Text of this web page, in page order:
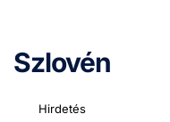
Szlovén
Hirdetés